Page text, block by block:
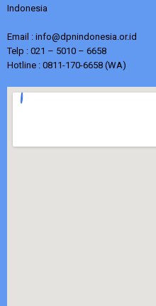
Indonesia
Email : info@dpnindonesia.or.id
Telp : 021 – 5010 – 6658
Hotline : 0811-170-6658 (WA)